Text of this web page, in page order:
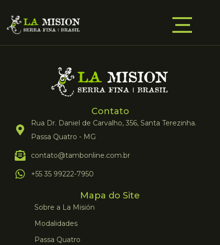
Contato
Rua Dr. Daniel de Carvalho, 356, Santa Terezinha.
Passa Quatro - MG
contato@tambonline.com.br
+55 35 99222-7950
Mapa do Site
Sobre a La Misión
Modalidades
Passa Quatro